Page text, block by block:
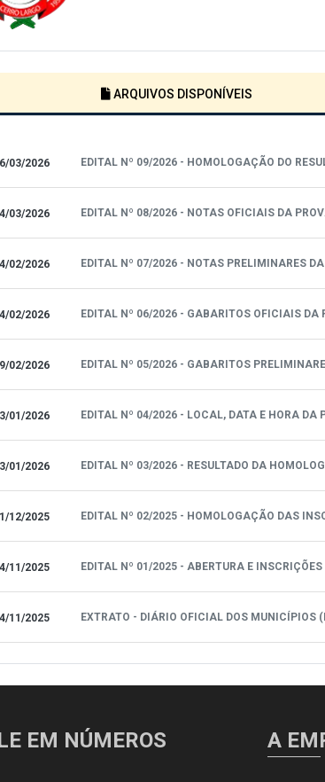
ARQUIVOS DISPONÍVEIS
03/2026 EDITAL Nº 09/2026 - HOMOLOGAÇÃO DO
03/2026 EDITAL Nº 08/2026 - NOTAS OFICIAIS DA
02/2026 EDITAL Nº 07/2026 - NOTAS PRELIMINARES
02/2026 EDITAL Nº 06/2026 - GABARITOS OFICIAIS DA
02/2026 EDITAL Nº 05/2026 - GABARITOS
01/2026 EDITAL Nº 04/2026 - LOCAL, DATA E HORA DA
01/2026 EDITAL Nº 03/2026 - RESULTADO DA
12/2025 EDITAL Nº 02/2025 - HOMOLOGAÇÃO DAS
11/2025 EDITAL Nº 01/2025 - ABERTURA E INSCRIÇÕES
11/2025 EXTRATO - DIÁRIO OFICIAL DOS MUNICÍPIOS
EM NÚMEROS A